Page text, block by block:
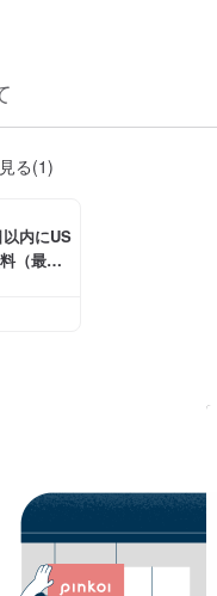
る(1)
以内にUS
（最大U